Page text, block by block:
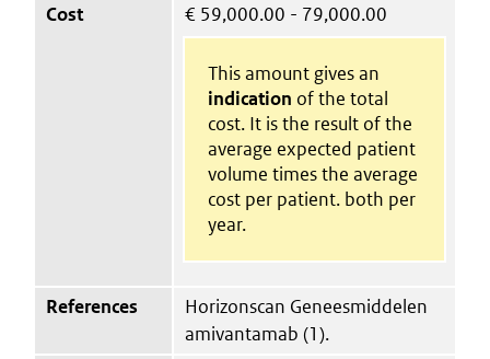
Cost € 59,000.00 - 79,000.00
This amount gives an
indication of the total
cost. It is the result of the
average expected patient
volume times the average
cost per patient. both per
year.
References
Horizonscan Geneesmiddelen
amivantamab (1).